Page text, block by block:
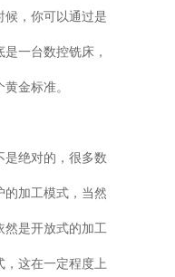
候，你可以通过是
一台数控铣床，
金标准。
是绝对的，很多数
的加工模式，当然
然是开放式的加工
这在一定程度上